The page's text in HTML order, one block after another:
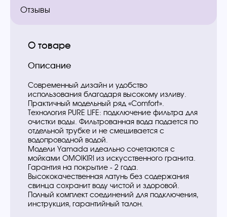
Отзывы
О товаре
Описание
Современный дизайн и удобство
использования благодаря высокому изливу.
Практичный модельный ряд «Comfort».
Технология PURE LIFE: подключение фильтра для
очистки воды. Фильтрованная вода подается по
отдельной трубке и не смешивается с
водопроводной водой.
Модели Yamada идеально сочетаются с
мойками OMOIKIRI из искусственного гранита.
Гарантия на покрытие - 2 года.
Высококачественная латунь без содержания
свинца сохранит воду чистой и здоровой.
Полный комплект соединений для подключения,
инструкция, гарантийный талон.